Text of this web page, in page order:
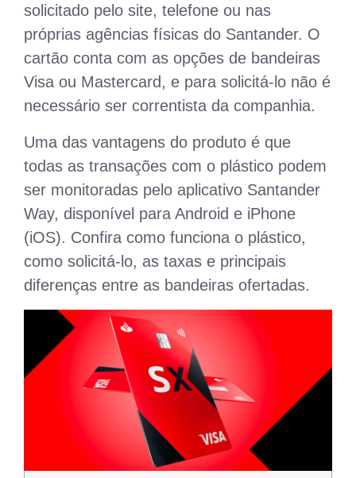
solicitado pelo site, telefone ou nas
próprias agências físicas do Santander. O
cartão conta com as opções de bandeiras
Visa ou Mastercard, e para solicitá-lo não é
necessário ser correntista da companhia.
Uma das vantagens do produto é que
todas as transações com o plástico podem
ser monitoradas pelo aplicativo Santander
Way, disponível para Android e iPhone
(iOS). Confira como funciona o plástico,
como solicitá-lo, as taxas e principais
diferenças entre as bandeiras ofertadas.